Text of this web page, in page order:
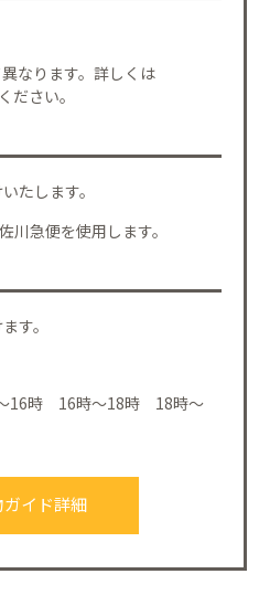
なります。詳しくは
ださい。
たします。
急便を使用します。
す。
16時 16時～18時 18時～
ガイド詳細